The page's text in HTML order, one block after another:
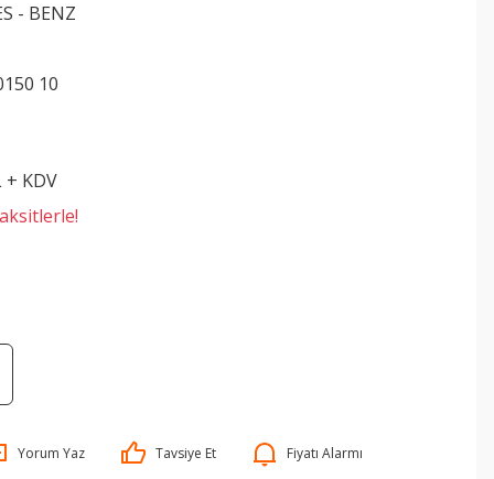
- BENZ
10
+ KDV
Yorum Yaz Tavsiye Et Fiyatı Alarmı